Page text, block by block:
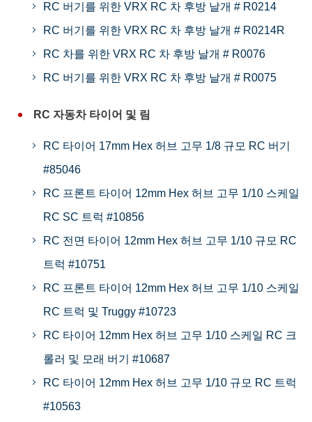
RC 버기를 위한 VRX RC 차 후방 날개 # R0214
RC 버기를 위한 VRX RC 차 후방 날개 # R0214R
RC 차를 위한 VRX RC 차 후방 날개 # R0076
RC 버기를 위한 VRX RC 차 후방 날개 # R0075
RC 자동차 타이어 및 림
RC 타이어 17mm Hex 허브 고무 1/8 규모 RC 버기
#85046
RC 프론트 타이어 12mm Hex 허브 고무 1/10 스케일
RC SC 트럭 #10856
RC 전면 타이어 12mm Hex 허브 고무 1/10 규모 RC
트럭 #10751
RC 프론트 타이어 12mm Hex 허브 고무 1/10 스케일
RC 트럭 및 Truggy #10723
RC 타이어 12mm Hex 허브 고무 1/10 스케일 RC 크
롤러 및 모래 버기 #10687
RC 타이어 12mm Hex 허브 고무 1/10 규모 RC 트럭
#10563